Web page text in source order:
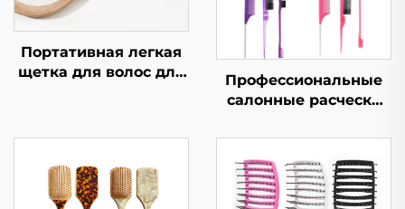
Портативная легкая
щетка для волос для
кости, компактная и
гигиеничная
Профессиональные
салонные расчески
спутанности и
детские щетки для
волос, щетка для
прямых волос из